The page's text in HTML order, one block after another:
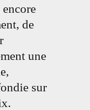
de
une
sur